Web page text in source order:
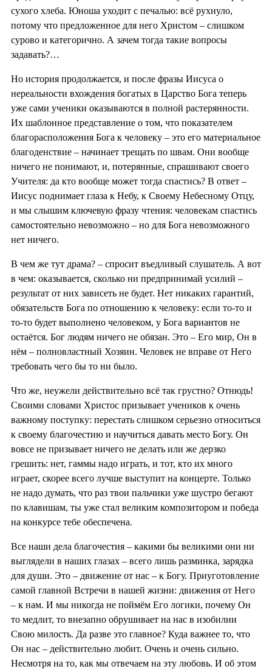
сухого хлеба. Юноша уходит с печалью: всё рухнуло,
потому что предложенное для него Христом – слишком
сурово и категорично. А зачем тогда такие вопросы
задавать?…
Но история продолжается, и после фразы Иисуса о
нереальности вхождения богатых в Царство Бога теперь
уже сами ученики оказываются в полной растерянности.
Их шаблонное представление о том, что показателем
благорасположения Бога к человеку – это его материальное
благоденствие – начинает трещать по швам. Они вообще
ничего не понимают, и, потерянные, спрашивают своего
Учителя: да кто вообще может тогда спастись? В ответ –
Иисус поднимает глаза к Небу, к Своему Небесному Отцу,
и мы слышим ключевую фразу чтения: человекам спастись
самостоятельно невозможно – но для Бога невозможного
нет ничего.
В чем же тут драма? – спросит въедливый слушатель. А вот
в чем: оказывается, сколько ни предпринимай усилий –
результат от них зависеть не будет. Нет никаких гарантий,
обязательств Бога по отношению к человеку: если то-то и
то-то будет выполнено человеком, у Бога вариантов не
остаётся. Бог людям ничего не обязан. Это – Его мир, Он в
нём – полновластный Хозяин. Человек не вправе от Него
требовать чего бы то ни было.
Что же, неужели действительно всё так грустно? Отнюдь!
Своими словами Христос призывает учеников к очень
важному поступку: перестать слишком серьезно относиться
к своему благочестию и научиться давать место Богу. Он
вовсе не призывает ничего не делать или же дерзко
грешить: нет, гаммы надо играть, и тот, кто их много
играет, скорее всего лучше выступит на концерте. Только
не надо думать, что раз твои пальчики уже шустро бегают
по клавишам, ты уже стал великим композитором и победа
на конкурсе тебе обеспечена.
Все наши дела благочестия – какими бы великими они ни
выглядели в наших глазах – всего лишь разминка, зарядка
для души. Это – движение от нас – к Богу. Приуготовление
самой главной Встречи в нашей жизни: движения от Него
– к нам. И мы никогда не поймём Его логики, почему Он
то медлит, то внезапно обрушивает на нас в изобилии
Свою милость. Да разве это главное? Куда важнее то, что
Он нас – действительно любит. Очень и очень сильно.
Несмотря на то, как мы отвечаем на эту любовь. И об этом